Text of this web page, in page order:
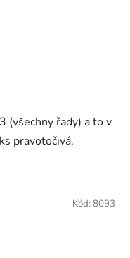
(všechny řady) a to v
pravotočivá.
Kód: 8093